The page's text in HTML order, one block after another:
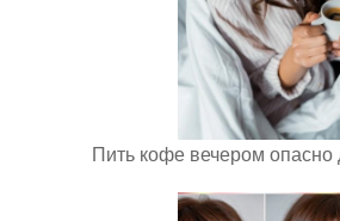
Пить кофе вечером опасно